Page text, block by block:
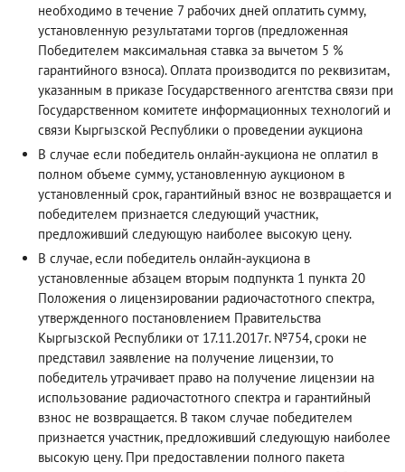
необходимо в течение 7 рабочих дней оплатить сумму,
установленную результатами торгов (предложенная
Победителем максимальная ставка за вычетом 5 %
гарантийного взноса). Оплата производится по реквизитам,
указанным в приказе Государственного агентства связи при
Государственном комитете информационных технологий и
связи Кыргызской Республики о проведении аукциона
В случае если победитель онлайн-аукциона не оплатил в
полном объеме сумму, установленную аукционом в
установленный срок, гарантийный взнос не возвращается и
победителем признается следующий участник,
предложивший следующую наиболее высокую цену.
В случае, если победитель онлайн-аукциона в
установленные абзацем вторым подпункта 1 пункта 20
Положения о лицензировании радиочастотного спектра,
утвержденного постановлением Правительства
Кыргызской Республики от 17.11.2017г. №754, сроки не
представил заявление на получение лицензии, то
победитель утрачивает право на получение лицензии на
использование радиочастотного спектра и гарантийный
взнос не возвращается. В таком случае победителем
признается участник, предложивший следующую наиболее
высокую цену. При предоставлении полного пакета